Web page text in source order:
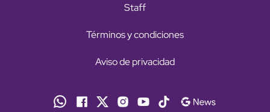
Staff
Términos y condiciones
Aviso de privacidad